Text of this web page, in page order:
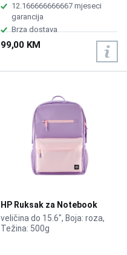
12.166666666667 mjeseci
garancija
Brza dostava
99,00 KM
HP Ruksak za Notebook
Campus 15.6" Lavender
veličina do 15.6", Boja: roza,
Težina: 500g